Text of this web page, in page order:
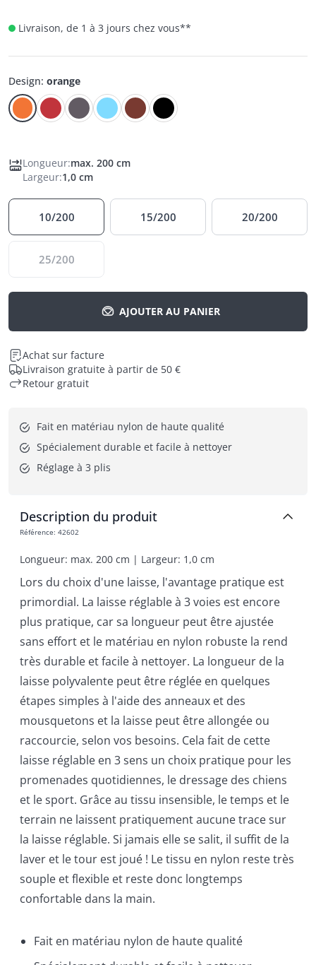
Livraison, de 1 à 3 jours chez vous**
Design: orange
Longueur:max. 200 cm
Largeur:1,0 cm
10/200 15/200 20/200
25/200
AJOUTER AU PANIER
Achat sur facture
Livraison gratuite à partir de 50 €
Retour gratuit
Fait en matériau nylon de haute qualité
Spécialement durable et facile à nettoyer
Réglage à 3 plis
Description du produit
Référence: 42602
Longueur: max. 200 cm | Largeur: 1,0 cm
Lors du choix d'une laisse, l'avantage pratique est
primordial. La laisse réglable à 3 voies est encore
plus pratique, car sa longueur peut être ajustée
sans effort et le matériau en nylon robuste la rend
très durable et facile à nettoyer. La longueur de la
laisse polyvalente peut être réglée en quelques
étapes simples à l'aide des anneaux et des
mousquetons et la laisse peut être allongée ou
raccourcie, selon vos besoins. Cela fait de cette
laisse réglable en 3 sens un choix pratique pour les
promenades quotidiennes, le dressage des chiens
et le sport. Grâce au tissu insensible, le temps et le
terrain ne laissent pratiquement aucune trace sur
la laisse réglable. Si jamais elle se salit, il suffit de la
laver et le tour est joué ! Le tissu en nylon reste très
souple et flexible et reste donc longtemps
confortable dans la main.
Fait en matériau nylon de haute qualité